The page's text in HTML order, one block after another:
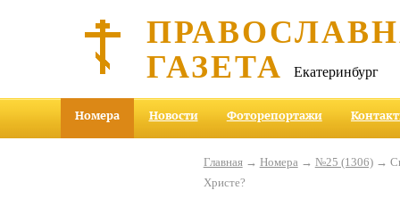
ГАЗЕТА Екатеринбург
Номера Новости Фоторепортажи
Главная→ Номера → №25 (1306)→
Христе?